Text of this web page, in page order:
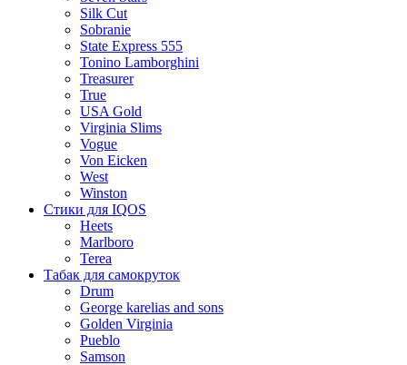
Silk Cut
Sobranie
State Express 555
Tonino Lamborghini
Treasurer
True
USA Gold
Virginia Slims
Vogue
Von Eicken
West
Winston
Стики для IQOS
Heets
Marlboro
Terea
Табак для самокруток
Drum
George karelias and sons
Golden Virginia
Pueblo
Samson